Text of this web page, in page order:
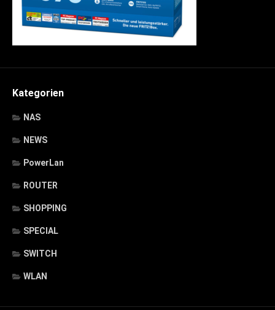
Kategorien
NAS
NEWS
PowerLan
ROUTER
SHOPPING
SPECIAL
SWITCH
WLAN